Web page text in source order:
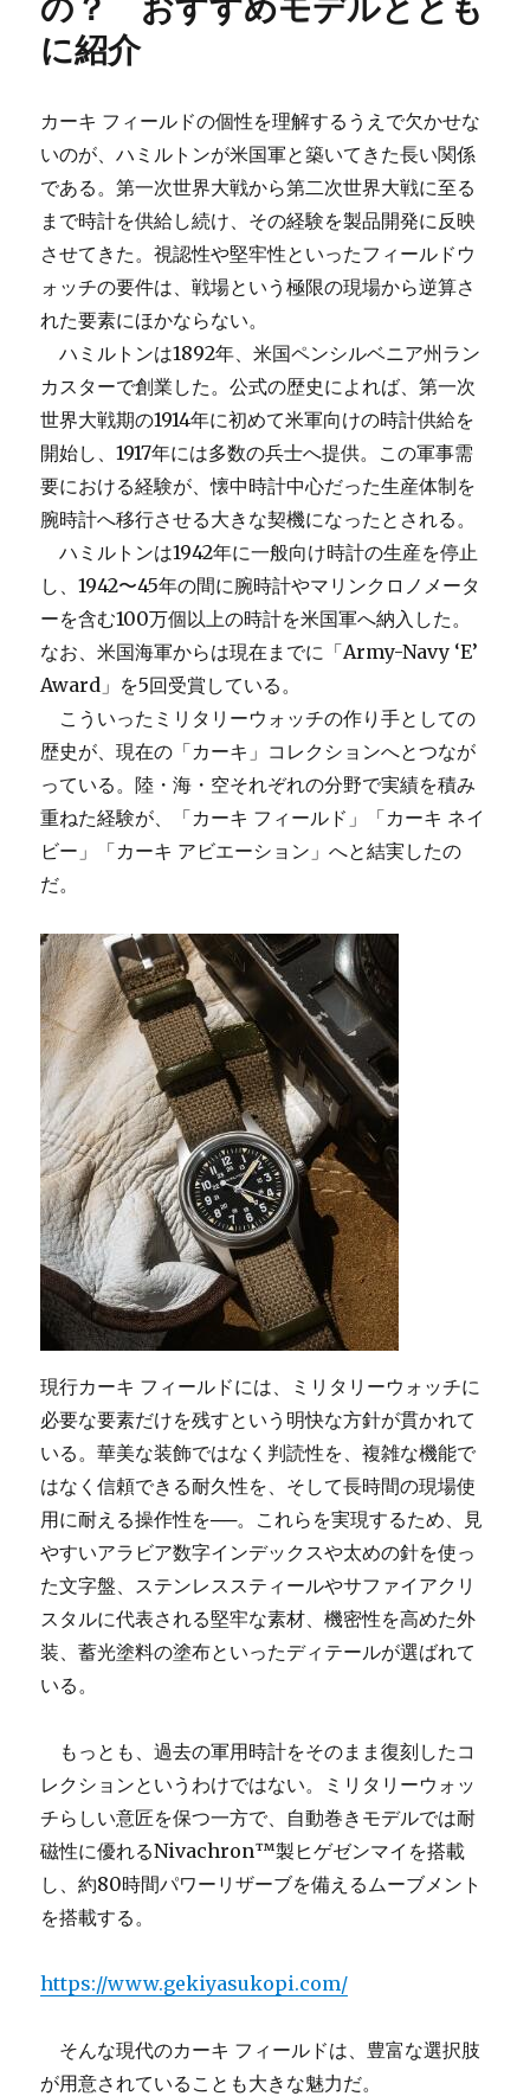
「サ
シ
ブ
ネ
イ
ビ
シ
ー
ル
PAM01738」
発
売
現
代
的
視
点
で
ネ
ラ
イ
伝
統
を
極
限
の
条
下
で
も
オ
ー
ナ
を
支
え
る
ツ
ウ
ォ
ッ
チ
に
に紹介
カーキ フィールドの個性を理解するうえで欠かせな
いのが、ハミルトンが米国軍と築いてきた長い関係
である。第一次世界大戦から第二次世界大戦に至る
まで時計を供給し続け、その経験を製品開発に反映
させてきた。視認性や堅牢性といったフィールドウ
ォッチの要件は、戦場という極限の現場から逆算さ
れた要素にほかならない。
ハミルトンは1892年、米国ペンシルベニア州ラン
カスターで創業した。公式の歴史によれば、第一次
世界大戦期の1914年に初めて米軍向けの時計供給を
開始し、1917年には多数の兵士へ提供。この軍事需
要における経験が、懐中時計中心だった生産体制を
腕時計へ移行させる大きな契機になったとされる。
ハミルトンは1942年に一般向け時計の生産を停止
し、1942〜45年の間に腕時計やマリンクロノメータ
ーを含む100万個以上の時計を米国軍へ納入した。
なお、米国海軍からは現在までに「Army-Navy ‘E’
Award」を5回受賞している。
こういったミリタリーウォッチの作り手としての
歴史が、現在の「カーキ」コレクションへとつなが
っている。陸・海・空それぞれの分野で実績を積み
重ねた経験が、「カーキ フィールド」「カーキ ネイ
ビー」「カーキ アビエーション」へと結実したの
だ。
現行カーキ フィールドには、ミリタリーウォッチに
必要な要素だけを残すという明快な方針が貫かれて
いる。華美な装飾ではなく判読性を、複雑な機能で
はなく信頼できる耐久性を、そして長時間の現場使
用に耐える操作性を──。これらを実現するため、見
やすいアラビア数字インデックスや太めの針を使っ
た文字盤、ステンレススティールやサファイアクリ
スタルに代表される堅牢な素材、機密性を高めた外
装、蓄光塗料の塗布といったディテールが選ばれて
いる。
もっとも、過去の軍用時計をそのまま復刻したコ
レクションというわけではない。ミリタリーウォッ
チらしい意匠を保つ一方で、自動巻きモデルでは耐
磁性に優れるNivachron™️製ヒゲゼンマイを搭載
し、約80時間パワーリザーブを備えるムーブメント
を搭載する。
https://www.gekiyasukopi.com/
そんな現代のカーキ フィールドは、豊富な選択肢
が用意されていることも大きな魅力だ。